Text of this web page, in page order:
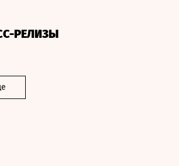
РЕЛИЗЫ